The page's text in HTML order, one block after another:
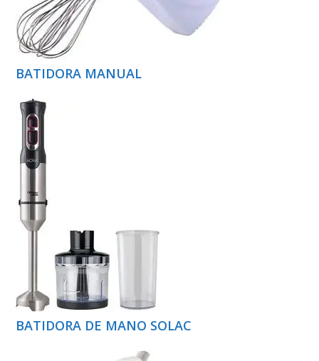
BATIDORA MANUAL
BATIDORA DE MANO SOLAC